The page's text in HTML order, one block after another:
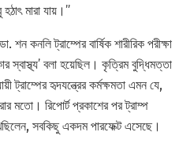
মারা যায়।”
কনলি ট্রাম্পের বার্ষিক শারীরিক পরীক্ষা
স্বাস্থ্য’ বলা হয়েছিল। কৃত্রিম বুদ্ধিমত্তা
ট্রাম্পের হৃদযন্ত্রের কর্মক্ষমতা এমন যে,
মতো। রিপোর্ট প্রকাশের পর ট্রাম্প
সবকিছু একদম পারফেক্ট এসেছে।